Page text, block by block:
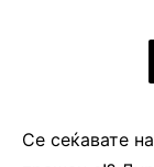
Се сеќавате